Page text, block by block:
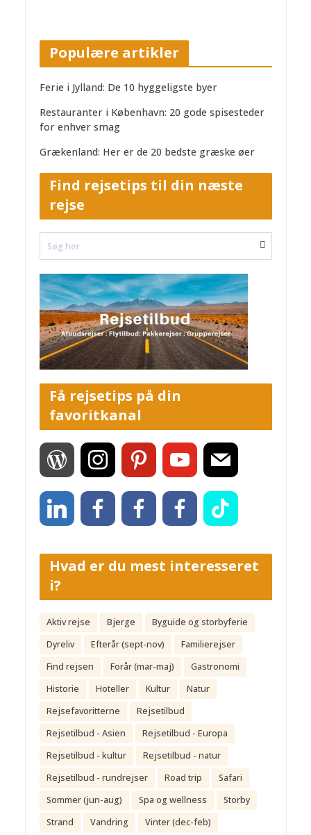
Populære artikler
Ferie i Jylland: De 10 hyggeligste byer
Restauranter i København: 20 gode spisesteder
for enhver smag
Grækenland: Her er de 20 bedste græske øer
Find rejsetips til din næste
rejse
Få rejsetips på din
favoritkanal
Hvad er du mest interesseret
i?
Aktiv rejse Bjerge
Byguide og storbyferie
Dyreliv
Efterår (sept-nov)
Familierejser
Find rejsen
Forår (mar-maj)
Gastronomi
Historie
Hoteller Kultur
Natur
Rejsefavoritterne
Rejsetilbud
Rejsetilbud - Asien
Rejsetilbud - Europa
Rejsetilbud - kultur
Rejsetilbud - natur
Rejsetilbud - rundrejser
Road trip
Safari
Sommer (jun-aug)
Spa og wellness
Storby
Strand
Vandring
Vinter (dec-feb)